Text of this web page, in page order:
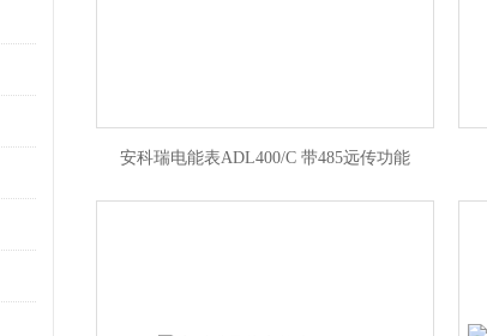
安科瑞电能表ADL400/C 带485远传功能